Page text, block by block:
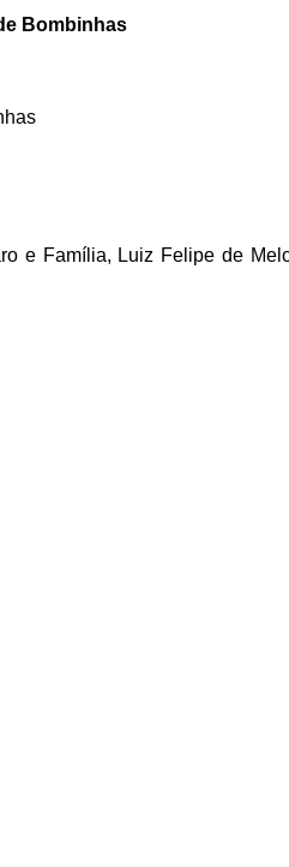
Bombinhas
e Família, Luiz Felipe de